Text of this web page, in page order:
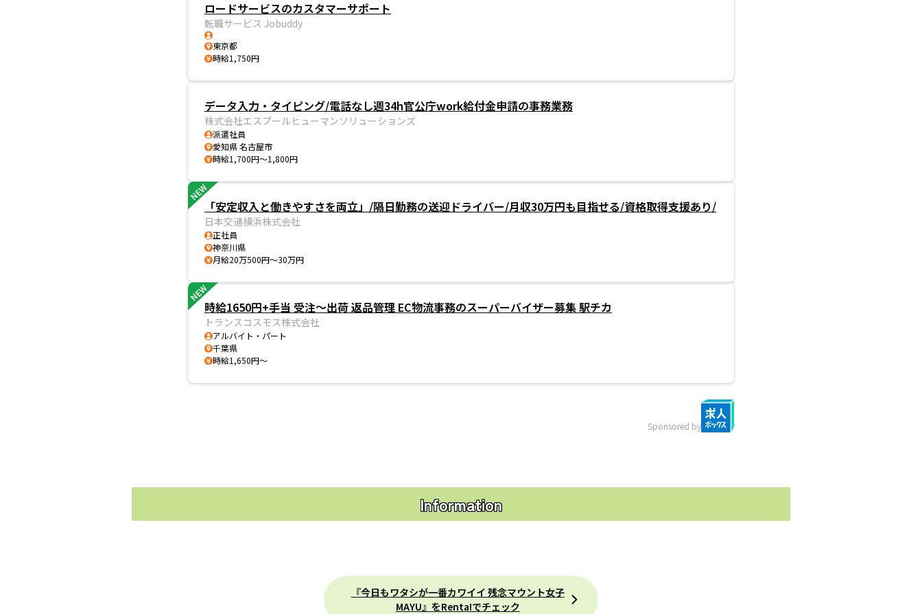
ロードサービスのカスタマーサポート
転職サービス Jobuddy
東京都
時給1,750円
データ入力・タイピング/電話なし週34h官公庁work給付金申請の事務業務
株式会社エスプールヒューマンソリューションズ
派遣社員
愛知県 名古屋市
時給1,700円～1,800円
NEW
「安定収入と働きやすさを両立」/隔日勤務の送迎ドライバー/月収30万円も目指せる/資格取得支援あり/
日本交通横浜株式会社
正社員
神奈川県
月給20万500円～30万円
NEW
時給1650円+手当 受注～出荷 返品管理 EC物流事務のスーパーバイザー募集 駅チカ
トランスコスモス株式会社
アルバイト・パート
千葉県
時給1,650円～
Sponsored by
Information
『今日もワタシが一番カワイイ 残念マウント女子
MAYU』をRenta!でチェック